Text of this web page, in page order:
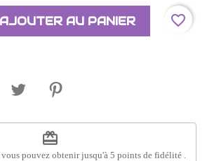
AJOUTER AU PANIER favorite_border
redeem
pouvez obtenir jusqu'à 5 points de fidélité